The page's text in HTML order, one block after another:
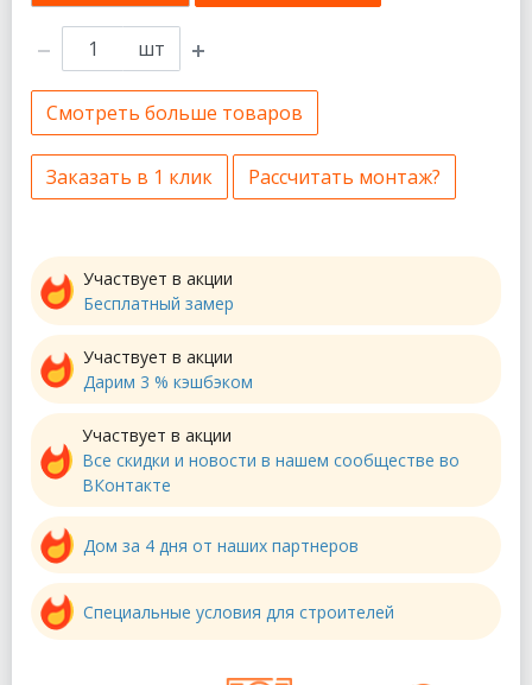
шт
Смотреть больше товаров
Заказать в 1 клик Рассчитать монтаж?
Участвует в акции
Бесплатный замер
Участвует в акции
Дарим 3 % кэшбэком
Участвует в акции
Все скидки и новости в нашем сообществе во
ВКонтакте
Дом за 4 дня от наших партнеров
Специальные условия для строителей